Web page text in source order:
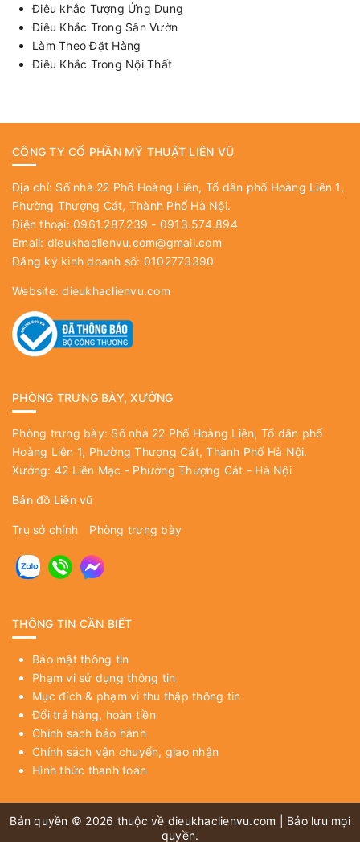
Điêu khắc Tượng Ứng Dụng
Điêu Khắc Trong Sân Vườn
Làm Theo Đặt Hàng
Điêu Khắc Trong Nội Thất
CÔNG TY CỔ PHẦN MỸ THUẬT LIÊN VŨ
Địa chỉ: Số nhà 22 Phố Hoàng Liên, Tổ dân phố Hoàng Liên 1,
Phường Thượng Cát, Thành Phố Hà Nội.
Điện thoại: 0961.287.239 - 0913.574.894
Email: dieukhaclienvu.com@gmail.com
Đăng ký kinh doanh số: 0102773390
Website:dieukhaclienvu.com
PHÒNG TRƯNG BÀY, XƯỞNG
Phòng trưng bày: Số nhà 22 Phố Hoàng Liên, Tổ dân phố
Hoàng Liên 1, Phường Thượng Cát, Thành Phố Hà Nội.
Xưởng: 42 Liên Mạc - Phường Thượng Cát - Hà Nội
Bản đồ Liên vũ
Trụ sở chính Phòng trưng bày
THÔNG TIN CẦN BIẾT
Bảo mật thông tin
Phạm vi sử dụng thông tin
Mục đích & phạm vi thu thập thông tin
Đổi trả hàng, hoàn tiền
Chính sách bảo hành
Chính sách vận chuyển, giao nhận
Hình thức thanh toán
Bản quyền © 2026 thuộc về dieukhaclienvu.com | Bảo lưu mọi
quyền.